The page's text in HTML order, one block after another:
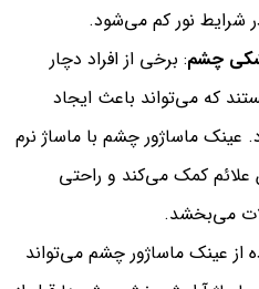
شرایط نور کم می‌شود.
چشم: برخی از افراد دچار
که می‌تواند باعث ایجاد
ماساژور چشم با ماساژ نرم
علائم کمک می‌کند و راحتی
می‌بخشد.
از عینک ماساژور چشم می‌تواند